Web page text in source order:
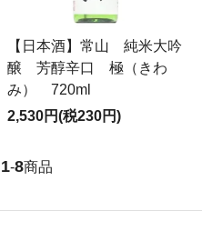
【日本酒】常山 純米大吟
醸 芳醇辛口 極（きわ
み） 720ml
2,530円(税230円)
1-8商品